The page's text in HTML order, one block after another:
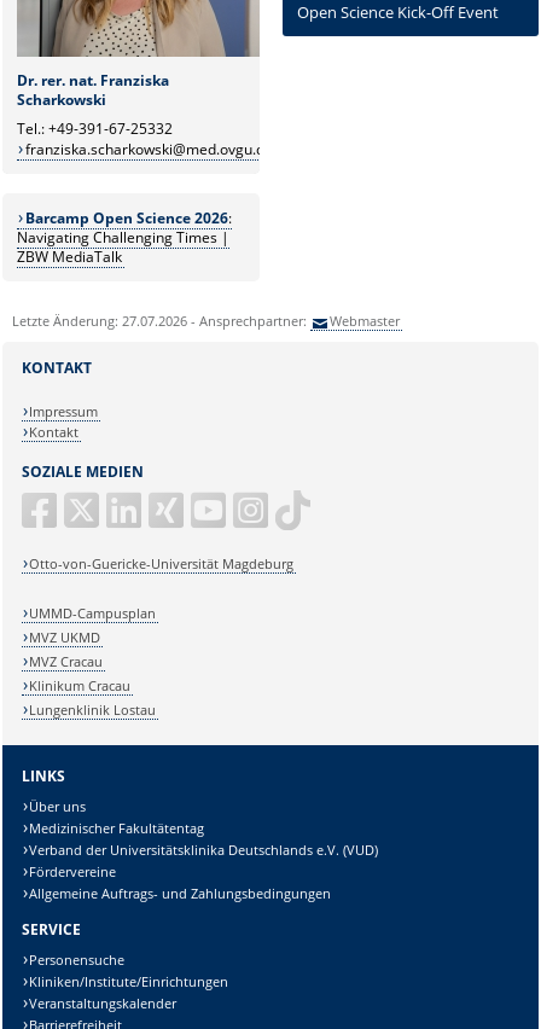
Dr. rer. nat. Franziska
Scharkowski
Tel.: +49-391-67-25332
franziska.scharkowski@med.ovgu.de
Open Science Kick-Off Event
Barcamp Open Science 2026:
Navigating Challenging Times |
ZBW MediaTalk
Letzte Änderung: 27.07.2026 - Ansprechpartner: Webmaster
SOZIALE MEDIEN
Otto-von-Guericke-Universität Magdeburg
KONTAKT
Impressum
Kontakt
UMMD-Campusplan
MVZ UKMD
MVZ Cracau
Klinikum Cracau
Lungenklinik Lostau
LINKS
Über uns
Medizinischer Fakultätentag
Verband der Universitätsklinika Deutschlands e.V. (VUD)
Fördervereine
Allgemeine Auftrags- und Zahlungsbedingungen
SERVICE
Personensuche
Kliniken/Institute/Einrichtungen
Veranstaltungskalender
Barrierefreiheit